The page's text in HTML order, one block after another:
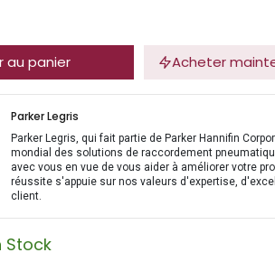
au panier Acheter
Parker Legris
Parker Legris, qui fait partie de Parker Hannifin
mondial des solutions de raccordement
avec vous en vue de vous aider à améliorer votre
réussite s'appuie sur nos valeurs d'expertise,
client.
Stock